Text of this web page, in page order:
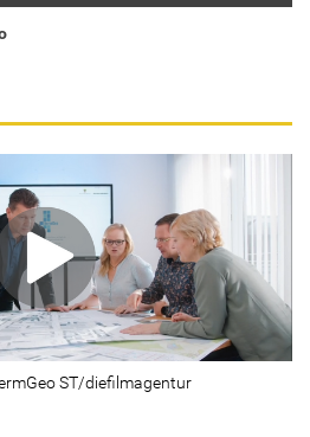
ST/diefilmagentur